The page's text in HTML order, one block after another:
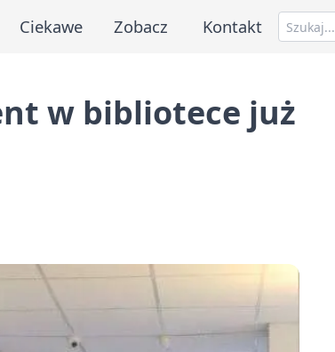
Ciekawe Zobacz Kontakt
w bibliotece już